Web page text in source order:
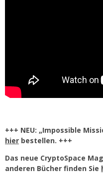
+++ NEU: „Impossible
hier bestellen. +++
Das neue CryptoSpace
anderen Bücher finden Sie